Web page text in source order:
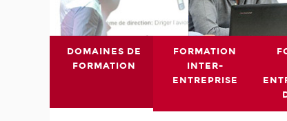
DOMAINES DE
FORMATION
FORMATION
INTER-
ENTREPRISE